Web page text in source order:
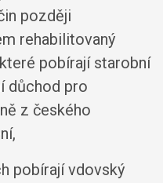
později
rehabilitovaný
pobírají starobní
důchod pro
z českého
pobírají vdovský